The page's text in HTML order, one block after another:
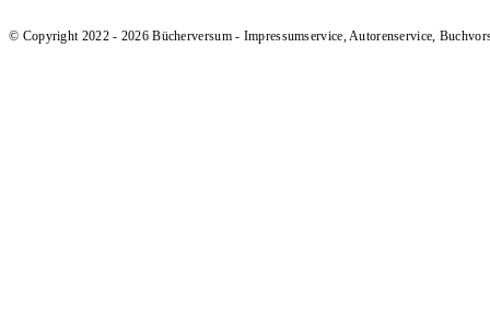
© Copyright 2022 - 2026 Bücherversum - Impressumservice, Autorenservice,